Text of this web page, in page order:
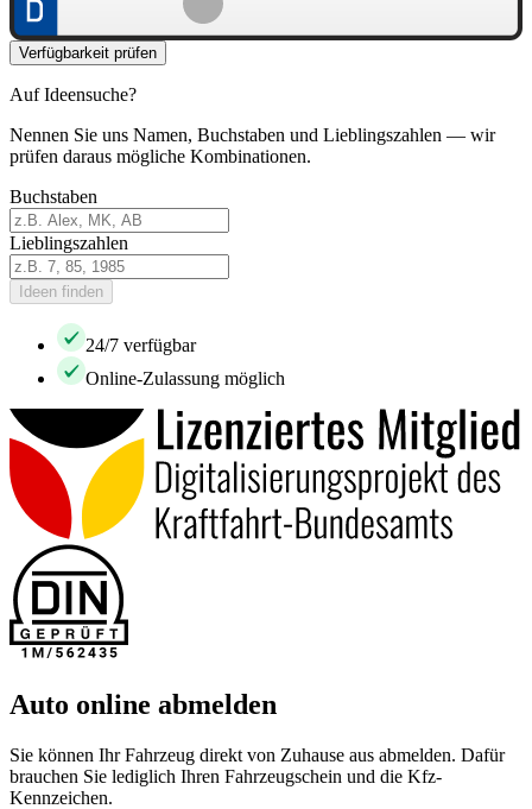
Verfügbarkeit prüfen
Auf Ideensuche?
Nennen Sie uns Namen, Buchstaben und Lieblingszahlen — wir
prüfen daraus mögliche Kombinationen.
Buchstaben
Lieblingszahlen
Ideen finden
24/7 verfügbar
Online-Zulassung möglich
Auto online abmelden
Sie können Ihr Fahrzeug direkt von Zuhause aus abmelden. Dafür
brauchen Sie lediglich Ihren Fahrzeugschein und die Kfz-
Kennzeichen.